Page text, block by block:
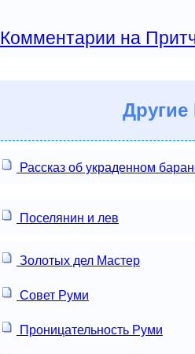
Комментарии на
Другие
Рассказ об украденном
Поселянин и лев
Золотых дел Мастер
Совет Руми
Проницательность Руми